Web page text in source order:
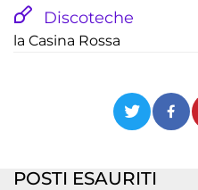
Discoteche
la Casina Rossa
POSTI ESAURITI